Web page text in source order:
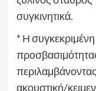
συγκινητικά.
* Η
ακουστική/